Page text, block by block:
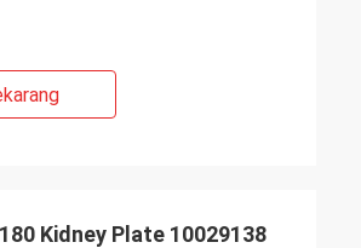
Kidney Plate 10029138